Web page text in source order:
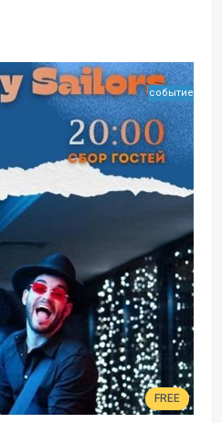
FREE
событие